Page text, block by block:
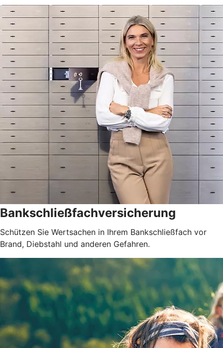
Bankschließfachversicherung
Schützen Sie Wertsachen in Ihrem Bankschließfach vor
Brand, Diebstahl und anderen Gefahren.